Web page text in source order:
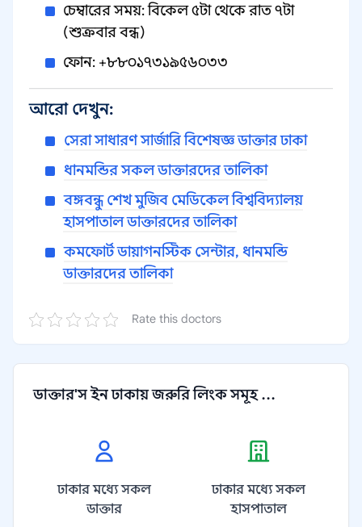
চেম্বারের সময়: বিকেল ৫টা থেকে রাত ৭টা
(শুক্রবার বন্ধ)
ফোন: +৮৮০১৭৩১৯৫৬০৩৩
আরো দেখুন:
সেরা সাধারণ সার্জারি বিশেষজ্ঞ ডাক্তার ঢাকা
ধানমন্ডির সকল ডাক্তারদের তালিকা
বঙ্গবন্ধু শেখ মুজিব মেডিকেল বিশ্ববিদ্যালয়
হাসপাতাল ডাক্তারদের তালিকা
কমফোর্ট ডায়াগনস্টিক সেন্টার, ধানমন্ডি
ডাক্তারদের তালিকা
Rate this doctors
ডাক্তার'স ইন ঢাকায় জরুরি লিংক সমূহ ...
ঢাকার মধ্যে সকল
ডাক্তার
ঢাকার মধ্যে সকল
হাসপাতাল